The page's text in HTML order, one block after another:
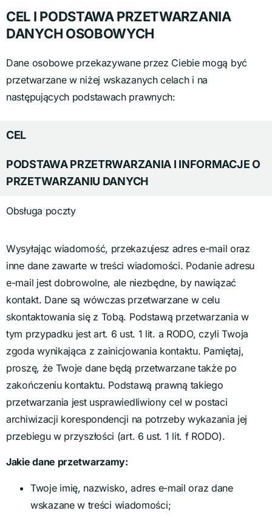
CEL I PODSTAWA PRZETWARZANIA
DANYCH OSOBOWYCH
Dane osobowe przekazywane przez Ciebie mogą być
przetwarzane w niżej wskazanych celach i na
następujących podstawach prawnych:
CEL
PODSTAWA PRZETRWARZANIA I INFORMACJE O
PRZETWARZANIU DANYCH
Obsługa poczty
Wysyłając wiadomość, przekazujesz adres e-mail oraz
inne dane zawarte w treści wiadomości. Podanie adresu
e-mail jest dobrowolne, ale niezbędne, by nawiązać
kontakt. Dane są wówczas przetwarzane w celu
skontaktowania się z Tobą. Podstawą przetwarzania w
tym przypadku jest art. 6 ust. 1 lit. a RODO, czyli Twoja
zgoda wynikająca z zainicjowania kontaktu. Pamiętaj,
proszę, że Twoje dane będą przetwarzane także po
zakończeniu kontaktu. Podstawą prawną takiego
przetwarzania jest usprawiedliwiony cel w postaci
archiwizacji korespondencji na potrzeby wykazania jej
przebiegu w przyszłości (art. 6 ust. 1 lit. f RODO).
Jakie dane przetwarzamy:
Twoje imię, nazwisko, adres e-mail oraz dane
wskazane w treści wiadomości;